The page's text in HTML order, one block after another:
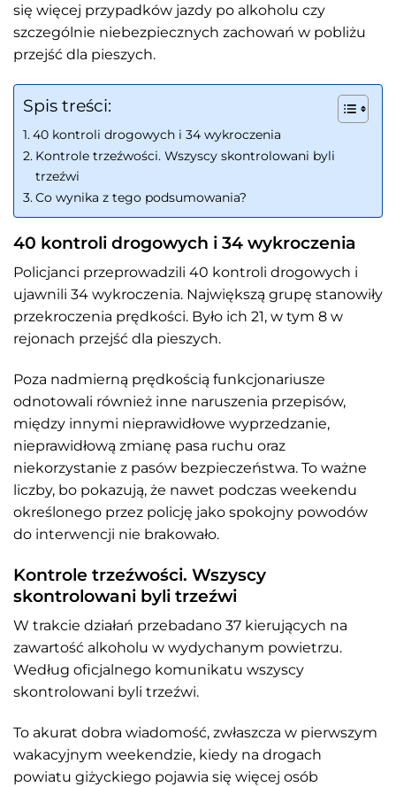
się więcej przypadków jazdy po alkoholu czy
szczególnie niebezpiecznych zachowań w pobliżu
przejść dla pieszych.
Spis treści:
40 kontroli drogowych i 34 wykroczenia
Kontrole trzeźwości. Wszyscy skontrolowani byli
trzeźwi
Co wynika z tego podsumowania?
40 kontroli drogowych i 34 wykroczenia
Policjanci przeprowadzili 40 kontroli drogowych i
ujawnili 34 wykroczenia. Największą grupę stanowiły
przekroczenia prędkości. Było ich 21, w tym 8 w
rejonach przejść dla pieszych.
Poza nadmierną prędkością funkcjonariusze
odnotowali również inne naruszenia przepisów,
między innymi nieprawidłowe wyprzedzanie,
nieprawidłową zmianę pasa ruchu oraz
niekorzystanie z pasów bezpieczeństwa. To ważne
liczby, bo pokazują, że nawet podczas weekendu
określonego przez policję jako spokojny powodów
do interwencji nie brakowało.
Kontrole trzeźwości. Wszyscy
skontrolowani byli trzeźwi
W trakcie działań przebadano 37 kierujących na
zawartość alkoholu w wydychanym powietrzu.
Według oficjalnego komunikatu wszyscy
skontrolowani byli trzeźwi.
To akurat dobra wiadomość, zwłaszcza w pierwszym
wakacyjnym weekendzie, kiedy na drogach
powiatu giżyckiego pojawia się więcej osób